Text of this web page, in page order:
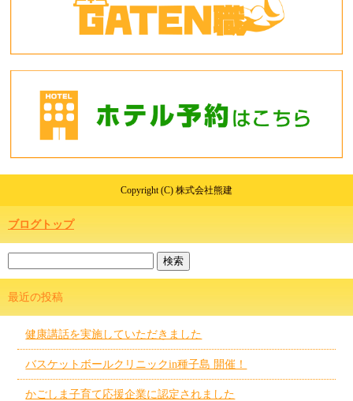
Copyright (C) 株式会社熊建
ブログトップ
最近の投稿
健康講話を実施していただきました
バスケットボールクリニックin種子島 開催！
かごしま子育て応援企業に認定されました